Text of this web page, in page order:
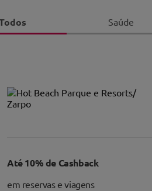
Saúde
Até 10% de Cashback
em reservas e viagens